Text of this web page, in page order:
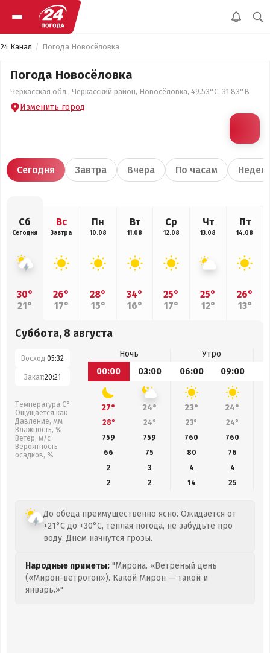
24 Канал Погода Новосёловка
Погода Новосёловка
Черкасская обл., Черкасский район, Новосёловка, 49.53°С, 31.83°В
Изменить город
Сегодня Завтра Вчера По часам
Сб
Сегодня
30°
21°
Вс
Завтра
26°
17°
Пн
10.08
28°
15°
Вт
11.08
34°
16°
Ср
12.08
25°
17°
Чт
13.08
25°
12°
Пт
14.08
26°
13°
Суббота, 8 августа
Восход:05:32
Закат:20:21
Температура С°
Ощущается как
Давление, мм
Влажность, %
Ветер, м/с
Вероятность
осадков, %
Ночь
Утро
00:00
03:00 06:00 09:00
27° 24° 23° 24°
28° 24° 23° 24°
759
759 760 760
66
75 80 76
2
3 4
4
2
2 14 25
До обеда преимущественно ясно. Ожидается от
+21°C до +30°C, теплая погода, не забудьте про
воду. Днем начнутся грозы.
Народные приметы: "Мирона. «Ветреный день
(«Мирон-ветрогон»). Какой Мирон — такой и
январь.»"